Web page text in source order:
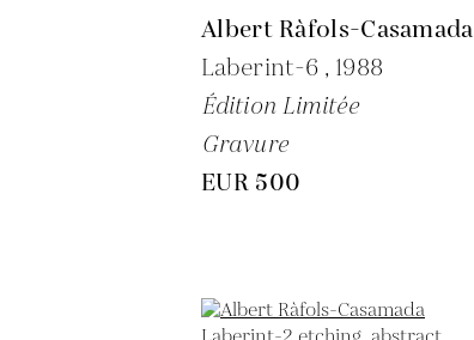
Albert Ràfols-Casamada
Laberint-6 , 1988
Édition Limitée
Gravure
EUR 500